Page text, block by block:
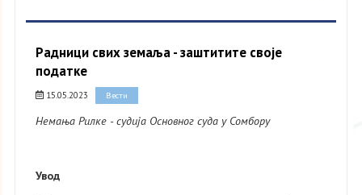
Радници свих земаља - заштитите своје
податке
15.05.2023 Вести
Немања Рилке - судија Основног суда у Сомбору
Увод